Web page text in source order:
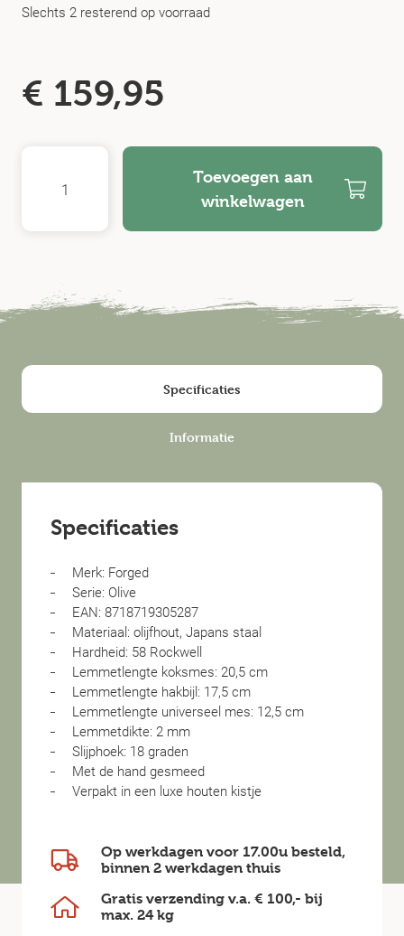
Slechts 2 resterend op voorraad
€ 159,95
Toevoegen aan
winkelwagen
Specificaties
Informatie
Specificaties
Merk: Forged
Serie: Olive
EAN: 8718719305287
Materiaal: olijfhout, Japans staal
Hardheid: 58 Rockwell
Lemmetlengte koksmes: 20,5 cm
Lemmetlengte hakbijl: 17,5 cm
Lemmetlengte universeel mes: 12,5 cm
Lemmetdikte: 2 mm
Slijphoek: 18 graden
Met de hand gesmeed
Verpakt in een luxe houten kistje
Op werkdagen voor 17.00u besteld,
binnen 2 werkdagen thuis
Gratis verzending v.a. € 100,- bij
max. 24 kg